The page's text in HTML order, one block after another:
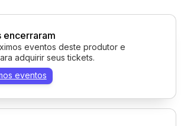
encerraram
eventos deste produtor e
adquirir seus tickets.
eventos